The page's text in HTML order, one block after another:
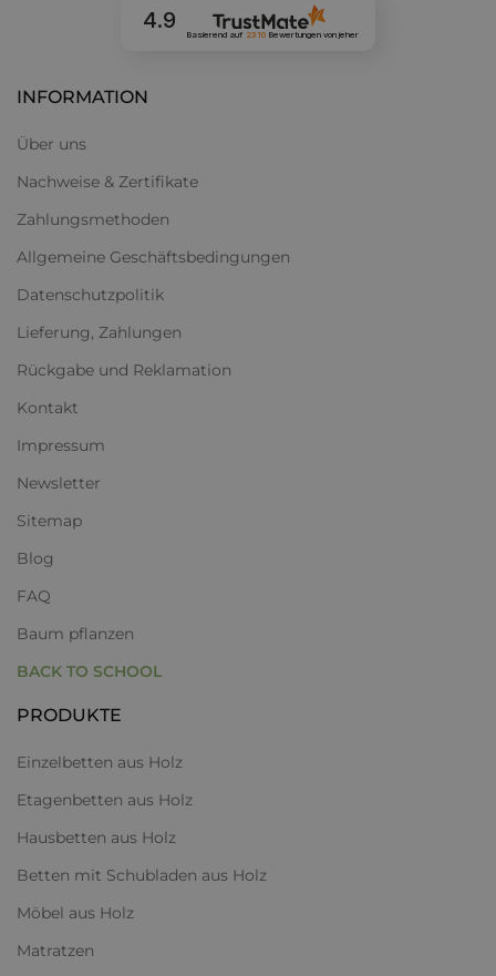
4.9
Basierend auf 2310Bewertungen von jeher
INFORMATION
Über uns
Nachweise & Zertifikate
Zahlungsmethoden
Allgemeine Geschäftsbedingungen
Datenschutzpolitik
Lieferung, Zahlungen
Rückgabe und Reklamation
Kontakt
Impressum
Newsletter
Sitemap
Blog
FAQ
Baum pflanzen
BACK TO SCHOOL
PRODUKTE
Einzelbetten aus Holz
Etagenbetten aus Holz
Hausbetten aus Holz
Betten mit Schubladen aus Holz
Möbel aus Holz
Matratzen